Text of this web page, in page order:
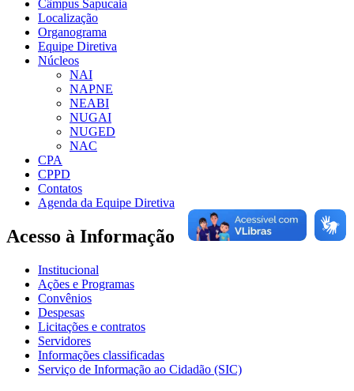
Câmpus Sapucaia
Localização
Organograma
Equipe Diretiva
Núcleos
NAI
NAPNE
NEABI
NUGAI
NUGED
NAC
CPA
CPPD
Contatos
Agenda da Equipe Diretiva
Acesso à Informação
Institucional
Ações e Programas
Convênios
Despesas
Licitações e contratos
Servidores
Informações classificadas
Serviço de Informação ao Cidadão (SIC)